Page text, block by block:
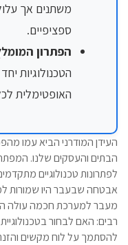
משתנים אך
ספציפיים.
הפתרון
הטכנולוגיות
האופטימלית
העידן המודרני הביא עמו
הבתים והעסקים שלנו.
לפתרונות טכנולוגיים
אבטחה שבעבר היו שמורות
מעבר למערכת חכמה עולה
רבים: האם לבחור
להסתמך על לוח מקשים